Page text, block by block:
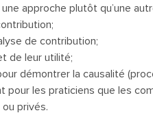
approche plutôt qu’une
de contribution;
de leur utilité;
démontrer la causalité
les praticiens que les
privés.